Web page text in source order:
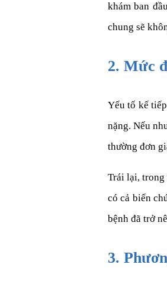
khám ban
chung sẽ
2. Mức
Yếu tố kế
nặng. Nếu
thường đơn
Trái lại, trong
có cả biến
bệnh đã trở
3.